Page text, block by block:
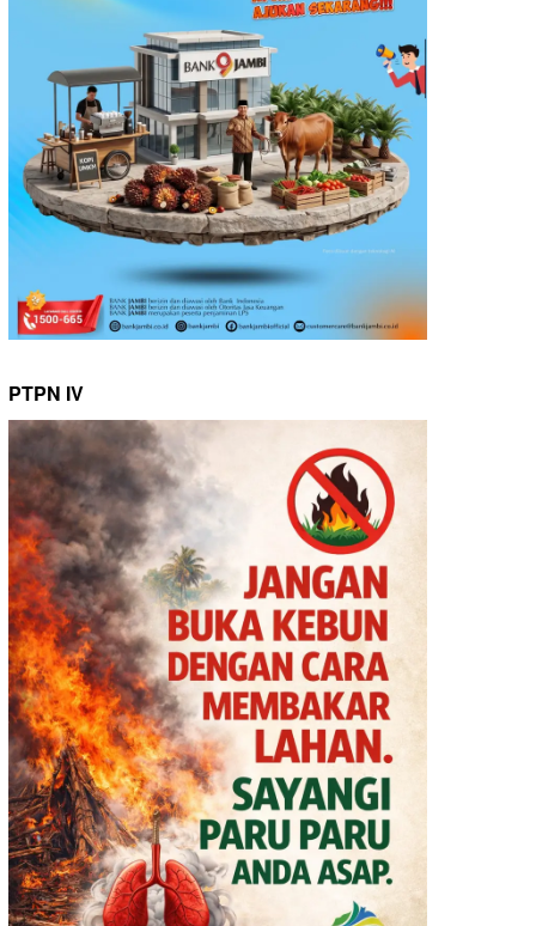
PTPN IV